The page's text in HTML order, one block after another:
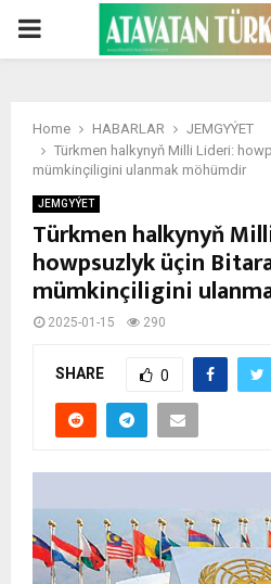
PRIMARY
Home HABARLAR
JEMGYÝET
Türkmen halkynyň Milli Lideri:
mümkinçiligini ulanmak möhümdir
JEMGYÝET
Türkmen halkynyň
howpsuzlyk üçin
mümkinçiligini
2025-01-15 290
SHARE 0